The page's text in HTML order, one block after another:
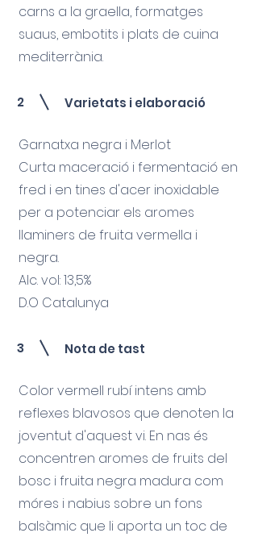
carns a la graella, formatges
suaus, embotits i plats de cuina
mediterrània.
2 Varietats i elaboració
Garnatxa negra i Merlot
Curta maceració i fermentació en
fred i en tines d'acer inoxidable
per a potenciar els aromes
llaminers de fruita vermella i
negra.
Alc. vol: 13,5%
D.O Catalunya
3 Nota de tast
Color vermell rubí intens amb
reflexes blavosos que denoten la
joventut d'aquest vi. En nas és
concentren aromes de fruits del
bosc i fruita negra madura com
móres i nabius sobre un fons
balsàmic que li aporta un toc de